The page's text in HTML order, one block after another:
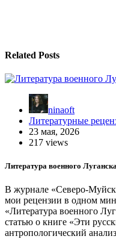
Related Posts
ninaoft
Литературные
23 мая, 2026
217 views
Литература военного
В журнале «Северо-
мои рецензии в одном
«Литература военного
статью о книге «Эти
антропологический